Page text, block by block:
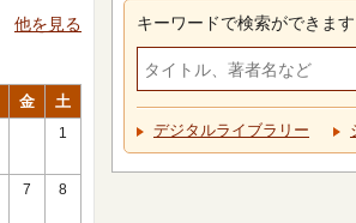
他を見る
金 土
1
7 8
キーワードで検索ができます
デジタルライブラリー